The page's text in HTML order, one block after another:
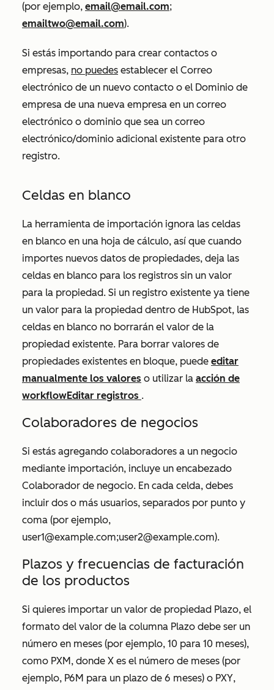
(por ejemplo, email@email.com;
emailtwo@email.com).
Si estás importando para crear contactos o
empresas, no puedes establecer el Correo
electrónico de un nuevo contacto o el Dominio de
empresa de una nueva empresa en un correo
electrónico o dominio que sea un correo
electrónico/dominio adicional existente para otro
registro.
Celdas en blanco
La herramienta de importación ignora las celdas
en blanco en una hoja de cálculo, así que cuando
importes nuevos datos de propiedades, deja las
celdas en blanco para los registros sin un valor
para la propiedad. Si un registro existente ya tiene
un valor para la propiedad dentro de HubSpot, las
celdas en blanco no borrarán el valor de la
propiedad existente. Para borrar valores de
propiedades existentes en bloque, puede editar
manualmente los valores o utilizar la acción de
workflowEditar registros .
Colaboradores de negocios
Si estás agregando colaboradores a un negocio
mediante importación, incluye un encabezado
Colaborador de negocio. En cada celda, debes
incluir dos o más usuarios, separados por punto y
coma (por ejemplo,
user1@example.com;user2@example.com).
Plazos y frecuencias de facturación
de los productos
Si quieres importar un valor de propiedad Plazo, el
formato del valor de la columna Plazo debe ser un
número en meses (por ejemplo, 10 para 10 meses),
como PXM, donde X es el número de meses (por
ejemplo, P6M para un plazo de 6 meses) o PXY,